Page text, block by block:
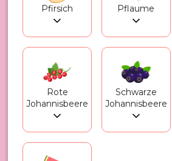
Pfirsich Pflaume
Rote
Johannisbeere
Schwarze
Johannisbeere